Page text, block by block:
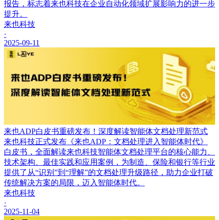
报告，标志着来也科技在企业自动化领域扩展影响力的进一步
提升。
来也科技
·
2025-09-11
来也ADP白皮书重磅发布！深度解读智能体文档处理新范式
来也科技正式发布《来也ADP：文档处理进入智能体时代》
白皮书，全面解读来也科技智能体文档处理平台的核心能力、
技术架构、最佳实践和应用案例，为制造、保险和银行等行业
提供了从“识别”到“理解”的文档处理升级路径，助力企业打破
传统解决方案的局限，迈入智能体时代。
来也科技
·
2025-11-04